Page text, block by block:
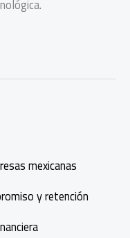
mexicanas
y retención